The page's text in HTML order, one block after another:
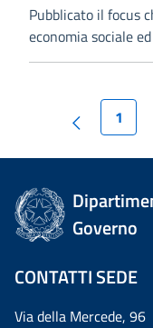
Pubblicato il focus
economia sociale
1
Governo
CONTATTI SEDE
Via della Mercede, 96